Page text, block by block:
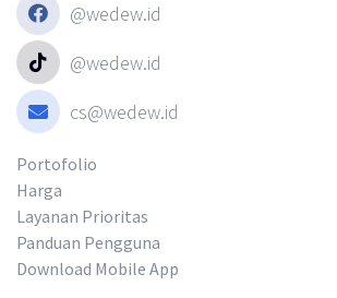
@wedew.id
@wedew.id
cs@wedew.id
Portofolio
Harga
Layanan Prioritas
Panduan Pengguna
Download Mobile App